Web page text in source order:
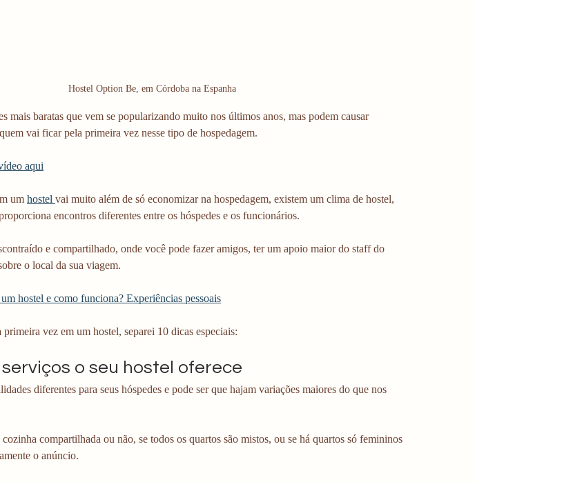
Hostel Option Be, em Córdoba na Espanha
mais baratas que vem se popularizando muito nos últimos anos, mas podem causar
vai ficar pela primeira vez nesse tipo de hospedagem.
aqui
um hostel vai muito além de só economizar na hospedagem, existem um clima de hostel,
encontros diferentes entre os hóspedes e os funcionários.
e compartilhado, onde você pode fazer amigos, ter um apoio maior do staff do
o local da sua viagem.
hostel e como funciona? Experiências pessoais
vez em um hostel, separei 10 dicas especiais:
serviços o seu hostel oferece
diferentes para seus hóspedes e pode ser que hajam variações maiores do que nos
compartilhada ou não, se todos os quartos são mistos, ou se há quartos só femininos
o anúncio.